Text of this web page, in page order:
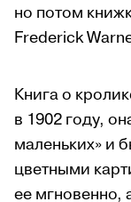
но потом
Frederick
Книга о
в 1902 году,
маленьких» и
цветными
ее мгновенно,